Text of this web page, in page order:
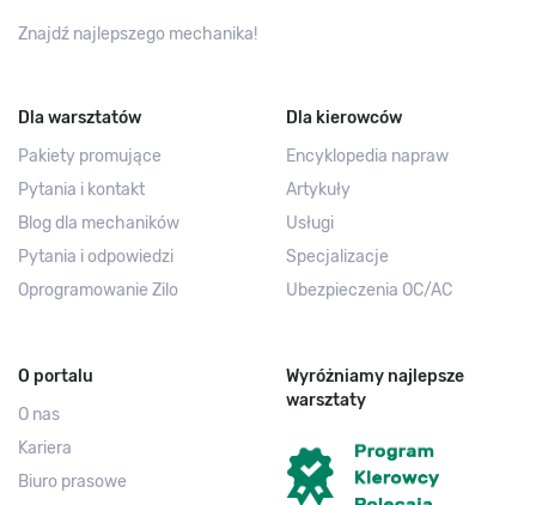
Znajdź najlepszego mechanika!
Dla warsztatów
Pakiety promujące
Pytania i kontakt
Blog dla mechaników
Pytania i odpowiedzi
Oprogramowanie Zilo
Dla kierowców
Encyklopedia napraw
Artykuły
Usługi
Specjalizacje
Ubezpieczenia OC/AC
O portalu
O nas
Kariera
Biuro prasowe
Wyróżniamy najlepsze
warsztaty